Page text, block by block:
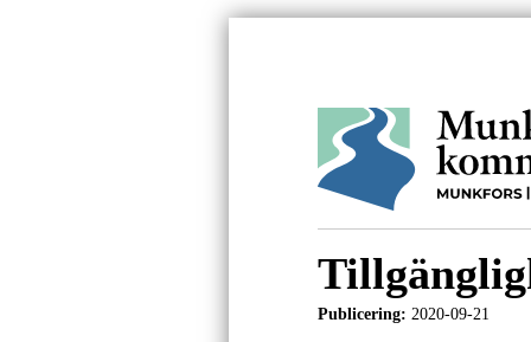
Publicering: 2020-09-21